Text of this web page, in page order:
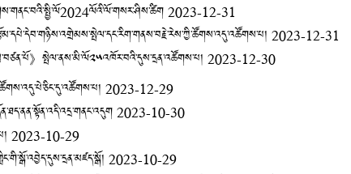
2023-12-31
2023-12-31
》སྤེལ་ནས་མི་ལོ༢༥འཁོར་བའི་དུས་དྲན་འཚོགས་པ། 2023-12-30
2023-12-29
2023-10-30
2023-10-29
2023-10-29